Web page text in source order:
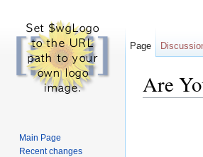
Are
Page
Main Page
Recent changes